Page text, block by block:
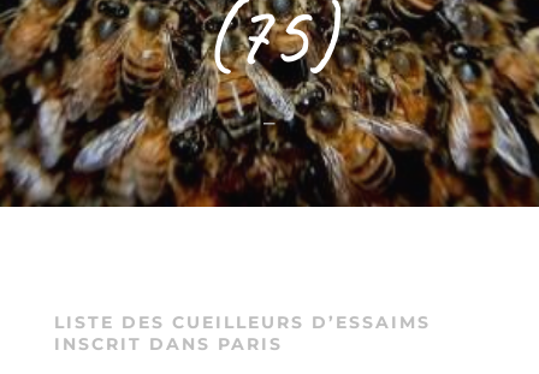
(75)
–
LISTE DES CUEILLEURS D’ESSAIMS
INSCRIT DANS PARIS